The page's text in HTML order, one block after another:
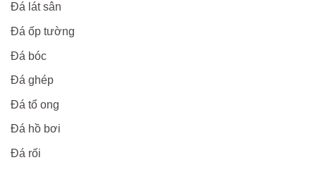
Đá lát sân
Đá ốp tường
Đá bóc
Đá ghép
Đá tổ ong
Đá hồ bơi
Đá rối